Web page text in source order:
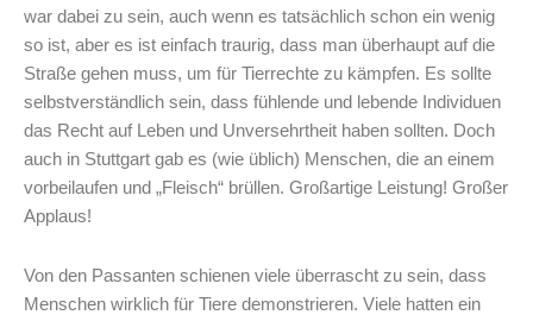
war dabei zu sein, auch wenn es tatsächlich schon ein wenig
so ist, aber es ist einfach traurig, dass man überhaupt auf die
Straße gehen muss, um für Tierrechte zu kämpfen. Es sollte
selbstverständlich sein, dass fühlende und lebende Individuen
das Recht auf Leben und Unversehrtheit haben sollten. Doch
auch in Stuttgart gab es (wie üblich) Menschen, die an einem
vorbeilaufen und „Fleisch“ brüllen. Großartige Leistung! Großer
Applaus!
Von den Passanten schienen viele überrascht zu sein, dass
Menschen wirklich für Tiere demonstrieren. Viele hatten ein